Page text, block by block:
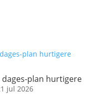
plan hurtigere
jul 2026